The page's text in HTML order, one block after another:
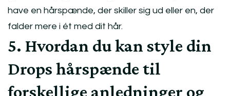
have en hårspænde, der skiller sig ud eller en, der
falder mere i ét med dit hår.
5. Hvordan du kan style din
Drops hårspænde til
forskellige anledninger og